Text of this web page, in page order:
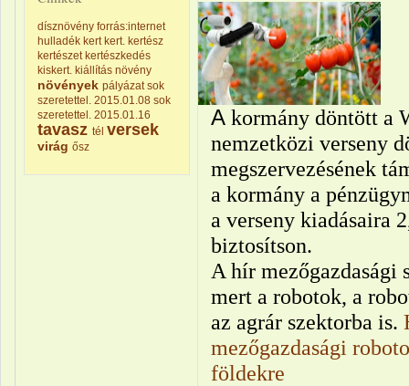
dísznövény forrás:internet
hulladék kert kert. kertész
kertészet kertészkedés
kiskert. kiállítás növény
növények pályázat sok
szeretettel. 2015.01.08 sok
szeretettel. 2015.01.16
tavasz tél versek
virág ősz
A kormány döntött a
nemzetközi verseny
megszervezésének
a kormány a
a verseny kiadásaira
biztosítson.
A hír mezőgazdasági
mert a robotok, a
az agrár szektorba is.
mezőgazdasági
földekre